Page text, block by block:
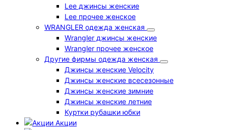
Lee джинсы женские
Lee прочее женское
WRANGLER одежда женская
Wrangler джинсы женские
Wrangler прочее женское
Другие фирмы одежда женская
Джинсы женские Velocity
Джинсы женские всесезонные
Джинсы женские зимние
Джинсы женские летние
Куртки рубашки юбки
Акции